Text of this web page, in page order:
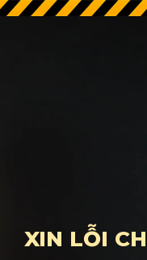
XIN LỖI